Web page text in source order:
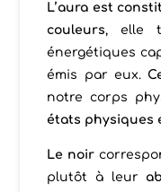
L’aura est
couleurs, elle
énergétiques
émis par eux.
notre corps
états physiques
Le noir
plutôt à leur